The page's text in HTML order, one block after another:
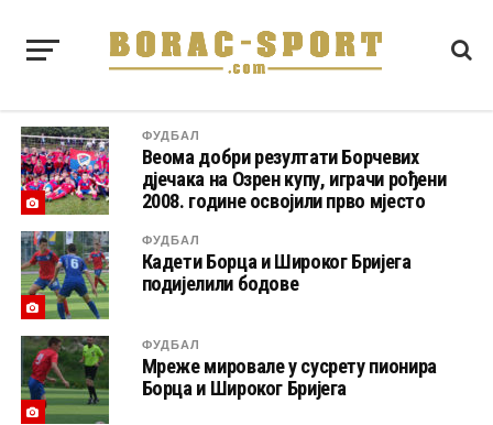
ФУДБАЛ
Веома добри резултати Борчевих
дјечака на Озрен купу, играчи рођени
2008. године освојили прво мјесто
ФУДБАЛ
Кадети Борца и Широког Бријега
подијелили бодове
ФУДБАЛ
Мреже мировале у сусрету пионира
Борца и Широког Бријега